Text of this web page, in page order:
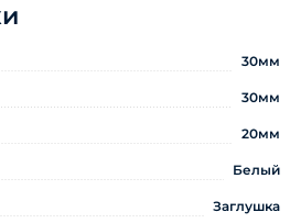
30мм
30мм
20мм
Белый
Заглушка